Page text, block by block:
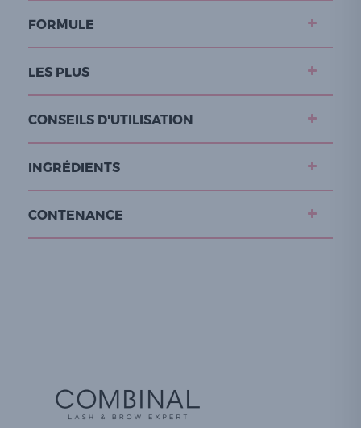
FORMULE
LES PLUS
CONSEILS D'UTILISATION
INGRÉDIENTS
CONTENANCE